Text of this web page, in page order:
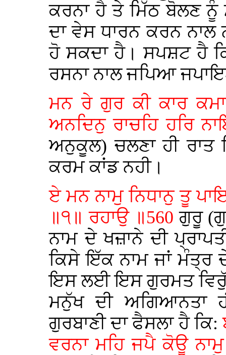
ਕਰਨਾ ਹੈ ਤੇ ਮਿੱਠ ਬੋਲਣ ਨੂੰ
ਦਾ ਵੇਸ ਧਾਰਨ ਕਰਨ ਨਾਲ
ਹੋ ਸਕਦਾ ਹੈ। ਸਪਸ਼ਟ ਹੈ
ਰਸਨਾ ਨਾਲ ਜਪਿਆ
ਮਨ ਰੇ ਗੁਰ ਕੀ ਕਾਰ
ਅਨਦਿਨੁ ਰਾਚਹਿ ਹਰਿ
ਅਨੁਕੂਲ) ਚਲਣਾ ਹੀ ਰਾਤ
ਕਰਮ ਕਾਂਡ ਨਹੀ।
ਏ ਮਨ ਨਾਮੁ ਨਿਧਾਨੁ ਤੂ
॥੧॥ ਰਹਾਉ ॥560ਗੁਰੂ
ਨਾਮ ਦੇ ਖਜ਼ਾਨੇ ਦੀ
ਕਿਸੇ ਇੱਕ ਨਾਮ ਜਾਂ ਮੰਤ੍ਰ
ਇਸ ਲਈ ਇਸ ਗੁਰਮਤ
ਮਨੁੱਖ ਦੀ ਅਗਿਆਨਤਾ
ਗੁਰਬਾਣੀ ਦਾ ਫੈਸਲਾ ਹੈ ਕਿ:
ਵਰਨਾ ਮਹਿ ਜਪੈ ਕੋਊ